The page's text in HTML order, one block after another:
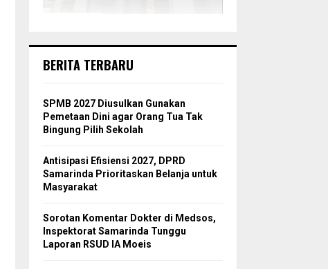
BERITA TERBARU
SPMB 2027 Diusulkan Gunakan
Pemetaan Dini agar Orang Tua Tak
Bingung Pilih Sekolah
Antisipasi Efisiensi 2027, DPRD
Samarinda Prioritaskan Belanja untuk
Masyarakat
Sorotan Komentar Dokter di Medsos,
Inspektorat Samarinda Tunggu
Laporan RSUD IA Moeis